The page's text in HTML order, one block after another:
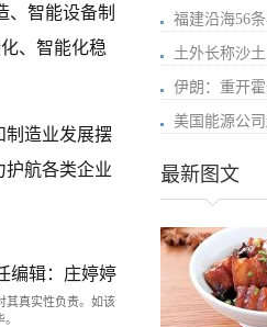
、智能设备制
、智能化稳
制造业发展摆
护航各类企业
编辑：庄婷婷
其真实性负责。如该
上
福建沿海56
土外长称沙
伊朗：重开
美国能源公
最新图文